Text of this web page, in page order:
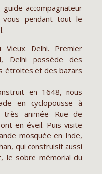
accompagnateur
vous pendant tout le
Vieux Delhi. Premier
Delhi possède des
étroites et des bazars
en 1648, nous
en cyclopousse à
très animée Rue de
en éveil. Puis visite
mosquée en Inde,
qui construisit aussi
le sobre mémorial du